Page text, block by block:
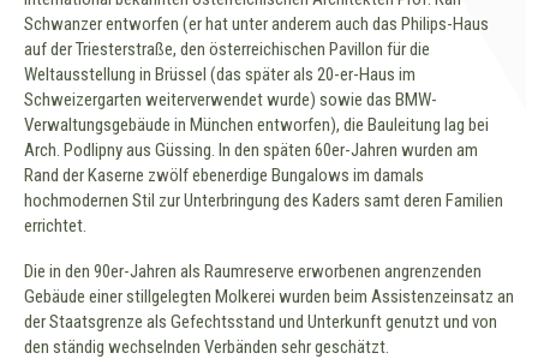
Schwanzer entworfen (er hat unter anderem auch das Philips-Haus
auf der Triesterstraße, den österreichischen Pavillon für die
Weltausstellung in Brüssel (das später als 20-er-Haus im
Schweizergarten weiterverwendet wurde) sowie das BMW-
Verwaltungsgebäude in München entworfen), die Bauleitung lag bei
Arch. Podlipny aus Güssing. In den späten 60er-Jahren wurden am
Rand der Kaserne zwölf ebenerdige Bungalows im damals
hochmodernen Stil zur Unterbringung des Kaders samt deren Familien
errichtet.
Die in den 90er-Jahren als Raumreserve erworbenen angrenzenden
Gebäude einer stillgelegten Molkerei wurden beim Assistenzeinsatz an
der Staatsgrenze als Gefechtsstand und Unterkunft genutzt und von
den ständig wechselnden Verbänden sehr geschätzt.